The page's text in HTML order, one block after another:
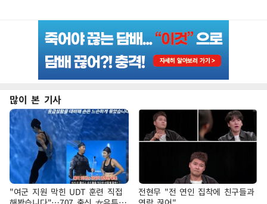
많이 본 기사
"여군 지원 막힌 UDT 훈련 직접
전현무 "전 연인 집착에 친구들과